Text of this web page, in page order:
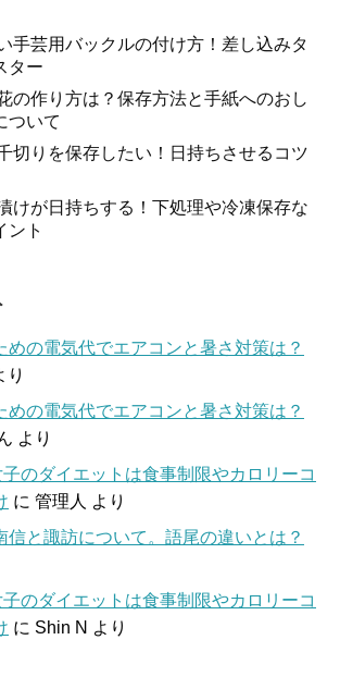
手芸用バックルの付け方！差し込みタ
ター
の作り方は？保存方法と手紙へのおし
ついて
切りを保存したい！日持ちさせるコツ
けが日持ちする！下処理や冷凍保存な
ント
めの電気代でエアコンと暑さ対策は？
り
めの電気代でエアコンと暑さ対策は？
より
のダイエットは食事制限やカロリーコ
に 管理人 より
信と諏訪について。語尾の違いとは？
のダイエットは食事制限やカロリーコ
に Shin N より